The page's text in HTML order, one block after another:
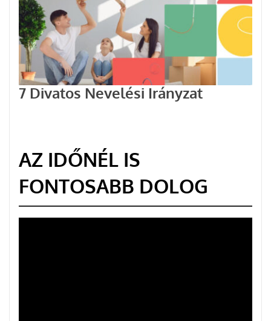
7 Divatos Nevelési Irányzat
AZ IDŐNÉL IS
FONTOSABB DOLOG